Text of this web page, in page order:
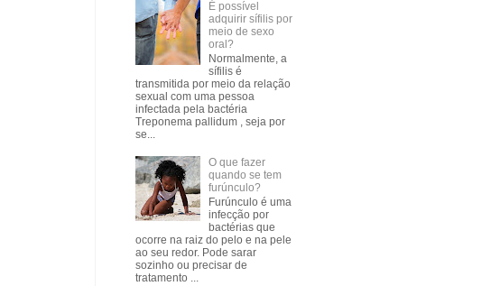
É possível
adquirir sífilis por
meio de sexo
oral?
Normalmente, a
sífilis é
transmitida por meio da relação
sexual com uma pessoa
infectada pela bactéria
Treponema pallidum , seja por
se...
O que fazer
quando se tem
furúnculo?
Furúnculo é uma
infecção por
bactérias que
ocorre na raiz do pelo e na pele
ao seu redor. Pode sarar
sozinho ou precisar de
tratamento ...